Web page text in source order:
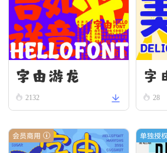
字由游龙
2132
字
28
会员商用 单独授权